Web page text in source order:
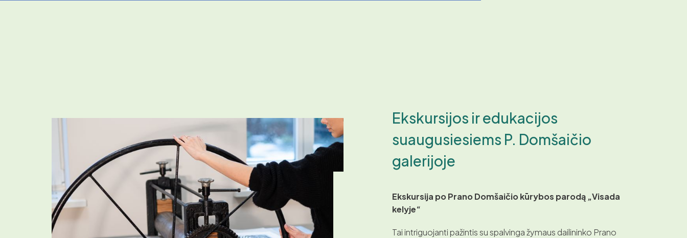
Ekskursijos ir edukacijos
suaugusiesiems P. Domšaičio
galerijoje
Ekskursija po Prano Domšaičio kūrybos parodą „Visada
kelyje“
Tai intriguojanti pažintis su spalvinga žymaus dailininko Prano